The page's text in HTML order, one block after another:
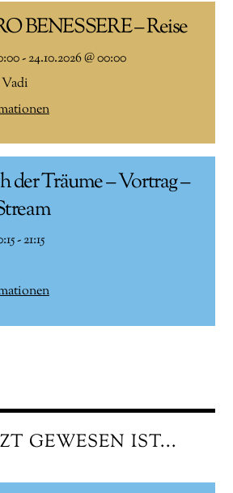
BENESSERE – Reise
-24.10.2026@00:00
der Träume – Vortrag –
-21:15
GEWESEN IST...